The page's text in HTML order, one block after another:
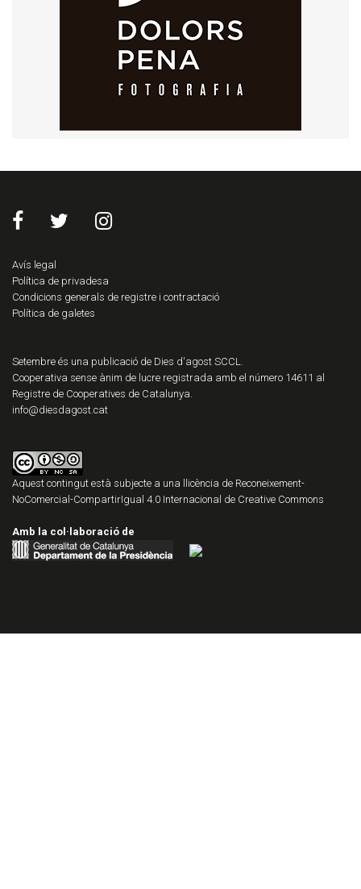
Avís legal
Política de privadesa
Condicions generals de registre i contractació
Política de galetes
Setembre és una publicació de Dies d'agost SCCL.
Cooperativa sense ànim de lucre registrada amb el número 14611 al
Registre de Cooperatives de Catalunya.
info@diesdagost.cat
Aquest contingut està subjecte a una llicència de Reconeixement-
NoComercial-CompartirIgual 4.0 Internacional de Creative Commons
Amb la col·laboració de